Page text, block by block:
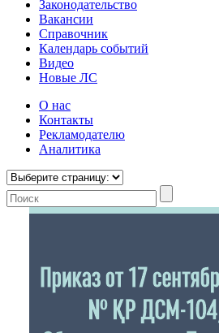
Законодательство
Вакансии
Справочник
Календарь событий
Видео
Новые ЛС
О нас
Контакты
Рекламодателю
Аналитика